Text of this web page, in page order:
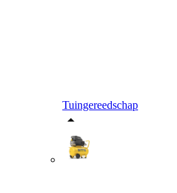
Tuingereedschap